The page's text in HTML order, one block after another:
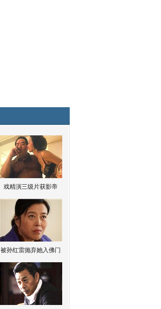
戏精演三级片获影帝
被孙红雷抛弃她入佛门